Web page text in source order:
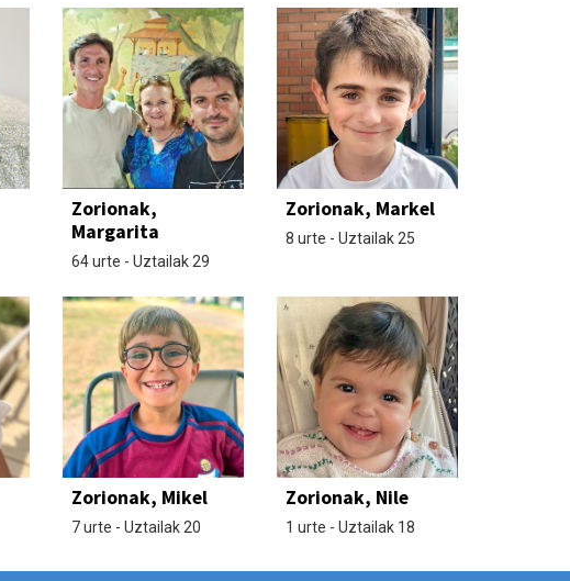
Zorionak,
Margarita
64 urte - Uztailak 29
Zorionak, Markel
8 urte - Uztailak 25
Zorionak, Mikel
7 urte - Uztailak 20
Zorionak, Nile
1 urte - Uztailak 18